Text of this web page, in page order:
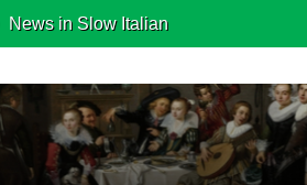
News in Slow Italian